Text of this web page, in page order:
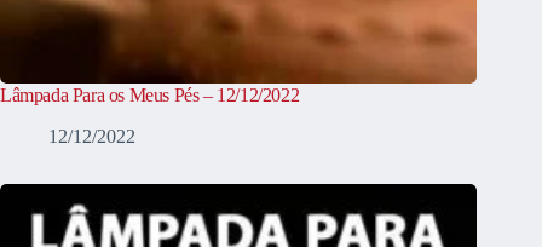
Lâmpada Para os Meus Pés – 12/12/2022
12/12/2022